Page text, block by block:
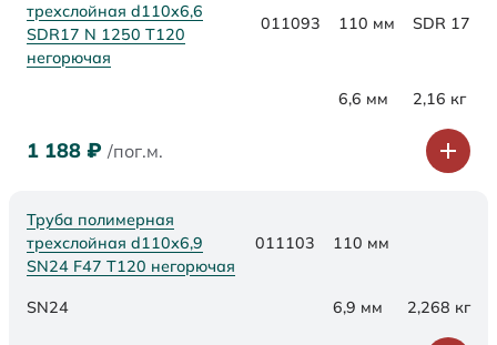
трехслойная d110x6,6
SDR17 N 1250 Т120
негорючая
011093 110 мм SDR 17
6,6 мм 2,16 кг
1 188 ₽ /пог.м.
Труба полимерная
трехслойная d110х6,9
SN24 F47 Т120 негорючая
011103 110 мм
SN24 6,9 мм 2,268 кг